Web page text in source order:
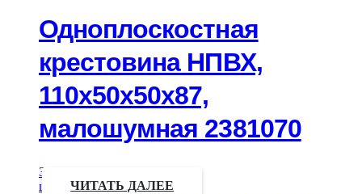
Одноплоскостная
крестовина НПВХ,
110х50х50х87,
малошумная 2381070
Запрос
цены
ЧИТАТЬ ДАЛЕЕ